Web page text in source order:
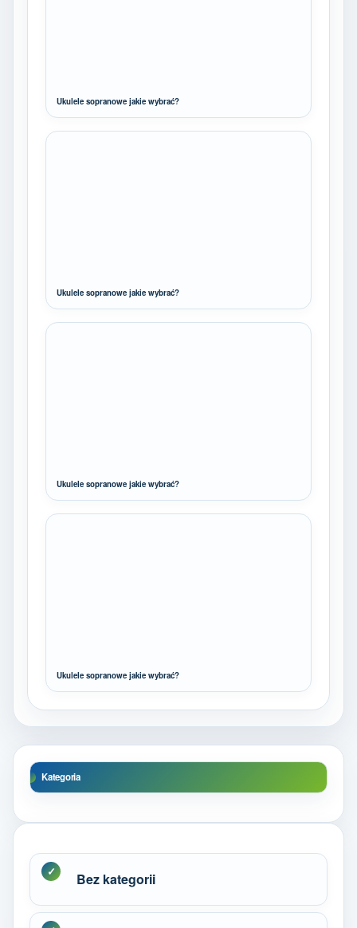
Ukulele sopranowe jakie wybrać?
Ukulele sopranowe jakie wybrać?
Ukulele sopranowe jakie wybrać?
Ukulele sopranowe jakie wybrać?
Kategoria
Bez kategorii